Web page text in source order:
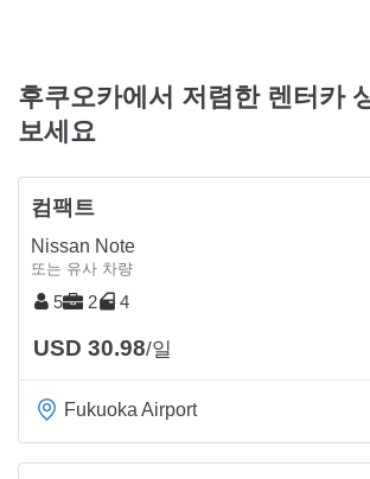
후쿠오카에서 저렴한 렌터카
보세요
컴팩트
Nissan Note
또는 유사 차량
5 2 4
USD 30.98/일
Fukuoka Airport